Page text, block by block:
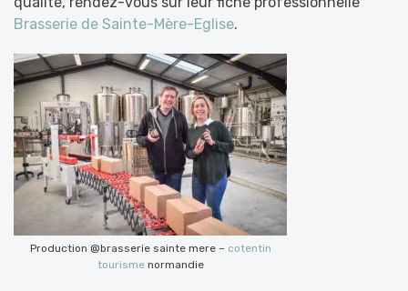
Brasserie de Sainte-Mère-Eglise.
Production @brasserie sainte mere – cotentin
tourismenormandie